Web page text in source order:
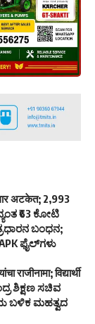
अटकेत; 2,993
₹63 ಕೋಟಿ
ಬಂಧನ;
ಫೈಲ್‌ಗಳು
राजीनामा; विद्यार्थी
ಶಿಕ್ಷಣ ಸಚಿವ
ಬಳಿಕ ಮಹತ್ವದ